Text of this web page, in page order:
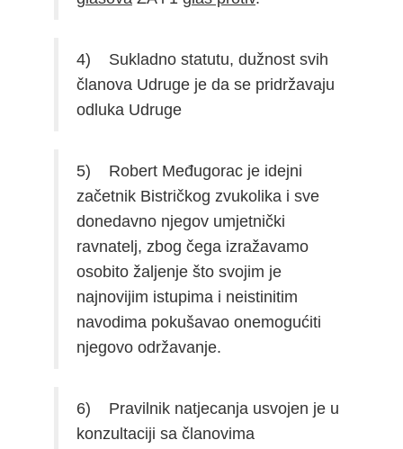
4) Sukladno statutu, dužnost svih
članova Udruge je da se pridržavaju
odluka Udruge
5) Robert Međugorac je idejni
začetnik Bistričkog zvukolika i sve
donedavno njegov umjetnički
ravnatelj, zbog čega izražavamo
osobito žaljenje što svojim je
najnovijim istupima i neistinitim
navodima pokušavao onemogućiti
njegovo održavanje.
6) Pravilnik natjecanja usvojen je u
konzultaciji sa članovima